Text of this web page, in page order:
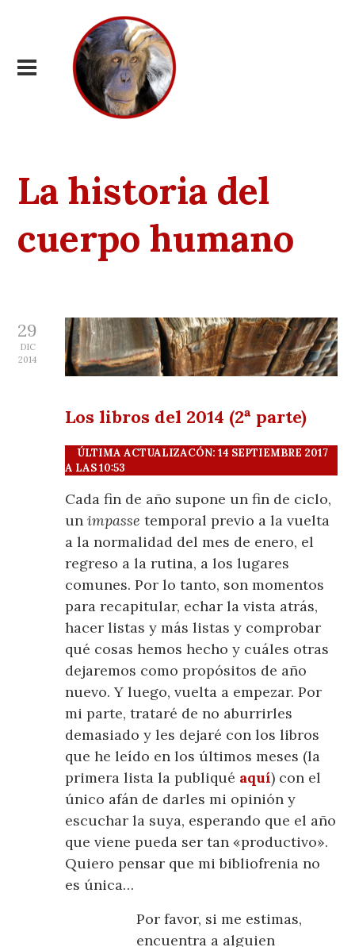
La historia del
cuerpo humano
29
DIC
2014
Los libros del 2014 (2ª parte)
ÚLTIMA ACTUALIZACÓN: 14 SEPTIEMBRE 2017
A LAS 10:53
Cada fin de año supone un fin de ciclo,
unimpassetemporal previo a la vuelta
a la normalidad del mes de enero, el
regreso a la rutina, a los lugares
comunes. Por lo tanto, son momentos
para recapitular, echar la vista atrás,
hacer listas y más listas y comprobar
qué cosas hemos hecho y cuáles otras
dejaremos como propósitos de año
nuevo. Y luego, vuelta a empezar. Por
mi parte, trataré de no aburrirles
demasiado y les dejaré con los libros
que he leído en los últimos meses (la
primera lista la publiqué aquí) con el
único afán de darles mi opinión y
escuchar la suya, esperando que el año
que viene pueda ser tan «productivo».
Quiero pensar que mi bibliofrenia no
es única…
Por favor, si me estimas,
encuentra a alguien